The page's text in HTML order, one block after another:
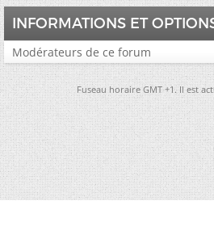
INFORMATIONS ET
Modérateurs de ce forum
Fuseau horaire GMT +1. Il est